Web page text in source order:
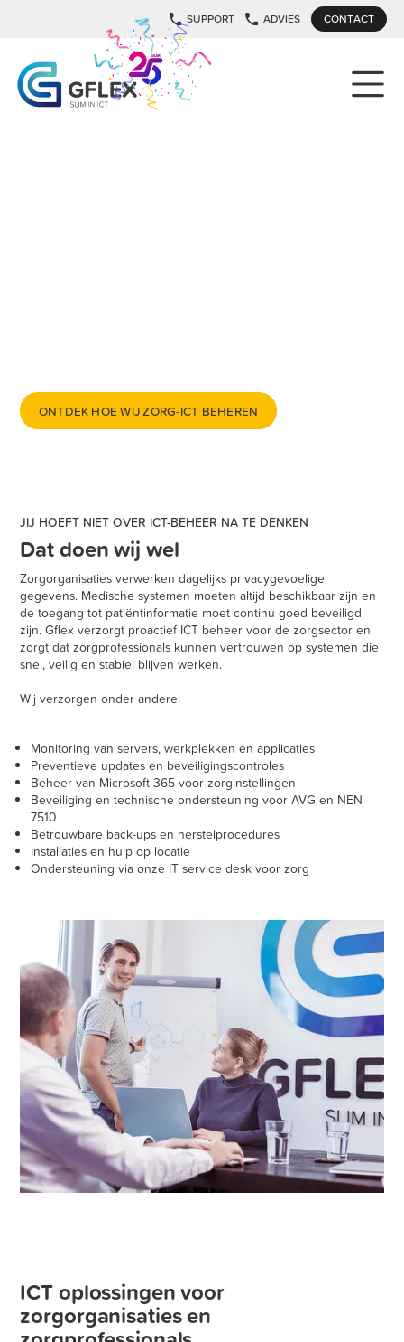
SUPPORT ADVIES CONTACT
ONTDEK HOE WIJ ZORG-ICT BEHEREN
JIJ HOEFT NIET OVER ICT-BEHEER NA TE DENKEN
Dat doen wij wel
Zorgorganisaties verwerken dagelijks privacygevoelige
gegevens. Medische systemen moeten altijd beschikbaar zijn en
de toegang tot patiëntinformatie moet continu goed beveiligd
zijn. Gflex verzorgt proactief ICT beheer voor de zorgsector en
zorgt dat zorgprofessionals kunnen vertrouwen op systemen die
snel, veilig en stabiel blijven werken.
Wij verzorgen onder andere:
Monitoring van servers, werkplekken en applicaties
Preventieve updates en beveiligingscontroles
Beheer van Microsoft 365 voor zorginstellingen
Beveiliging en technische ondersteuning voor AVG en NEN
7510
Betrouwbare back-ups en herstelprocedures
Installaties en hulp op locatie
Ondersteuning via onze IT service desk voor zorg
ICT oplossingen voor
zorgorganisaties en